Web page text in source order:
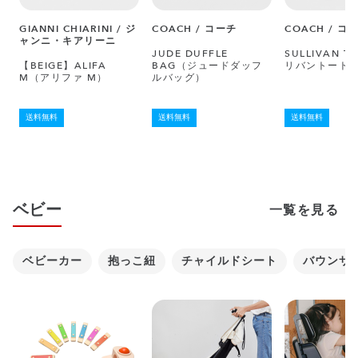
GIANNI CHIARINI / ジ
ャンニ・キアリーニ
【BEIGE】ALIFA
M（アリファ M）
送料無料
COACH / コーチ
JUDE DUFFLE
BAG（ジュードダッフ
ルバッグ）
送料無料
COACH / コ
SULLIVAN
リバントート
送料無料
ベビー 一覧を見る
ベビーカー 抱っこ紐 チャイルドシート バウンサ